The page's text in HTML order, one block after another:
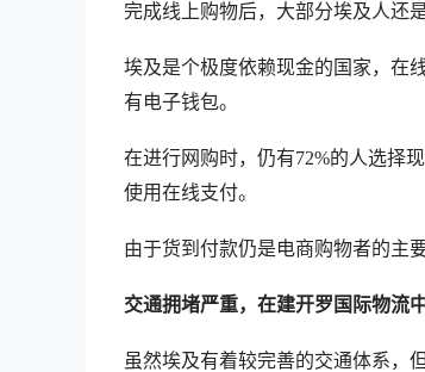
完成线上购物后，大部分埃及人还
埃及是个极度依赖现金的国家，在
有电子钱包。
在进行网购时，仍有72%的人选择
使用在线支付。
由于货到付款仍是电商购物者的主
交通拥堵严重，在建开罗国际物流
虽然埃及有着较完善的交通体系，